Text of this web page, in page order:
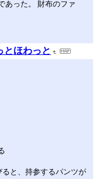
あった。 財布のファ
とほわっと
と、持参するパンツが